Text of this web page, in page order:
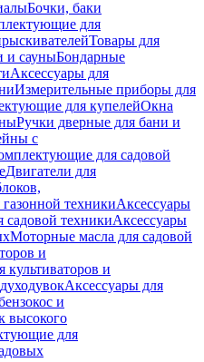
Бочки, баки
для
Товары для
и сауныБондарные
Аксессуары для
Измерительные приборы для
для купелейОкна
Ручки дверные для бани и
с
для садовой
Двигатели для
техникиАксессуары
садовой техникиАксессуары
Моторные масла для садовой
и
культиваторов и
Аксессуары для
и
высокого
для